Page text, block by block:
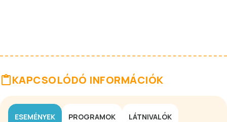
KAPCSOLÓDÓ INFORMÁCIÓK
ESEMÉNYEK PROGRAMOK LÁTNIVALÓK